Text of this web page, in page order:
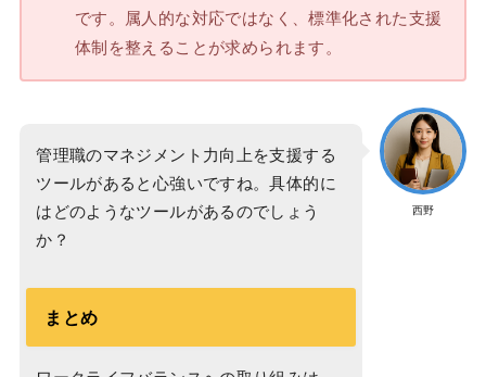
です。属人的な対応ではなく、標準化された支援
体制を整えることが求められます。
西野
管理職のマネジメント力向上を支援する
ツールがあると心強いですね。具体的に
はどのようなツールがあるのでしょう
か？
まとめ